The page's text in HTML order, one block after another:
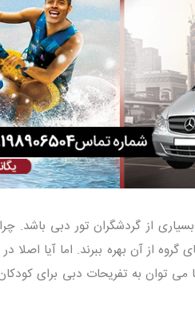
از گردشگران تور دبی باشد.
از آن بهره ببرند. اما آیا اصلا در
توان به تفریحات دبی برای